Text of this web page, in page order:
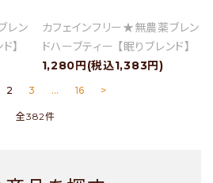
レン
】
カフェインフリー★無農薬ブレン
ドハーブティー 【眠りブレンド】
1,280円(税込1,383円)
2 3 … 16 >
全382件